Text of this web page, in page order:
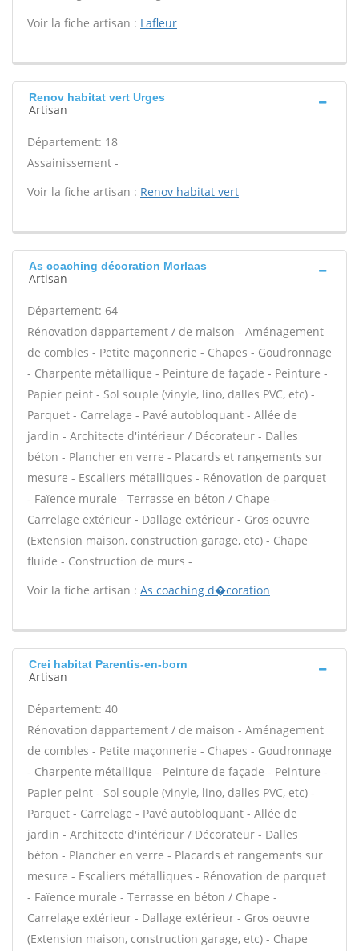
Voir la fiche artisan : Lafleur
Renov habitat vert Urges
Artisan
Département: 18
Assainissement -
Voir la fiche artisan : Renov habitat vert
As coaching décoration Morlaas
Artisan
Département: 64
Rénovation dappartement / de maison - Aménagement
de combles - Petite maçonnerie - Chapes - Goudronnage
- Charpente métallique - Peinture de façade - Peinture -
Papier peint - Sol souple (vinyle, lino, dalles PVC, etc) -
Parquet - Carrelage - Pavé autobloquant - Allée de
jardin - Architecte d'intérieur / Décorateur - Dalles
béton - Plancher en verre - Placards et rangements sur
mesure - Escaliers métalliques - Rénovation de parquet
- Faïence murale - Terrasse en béton / Chape -
Carrelage extérieur - Dallage extérieur - Gros oeuvre
(Extension maison, construction garage, etc) - Chape
fluide - Construction de murs -
Voir la fiche artisan : As coaching d�coration
Crei habitat Parentis-en-born
Artisan
Département: 40
Rénovation dappartement / de maison - Aménagement
de combles - Petite maçonnerie - Chapes - Goudronnage
- Charpente métallique - Peinture de façade - Peinture -
Papier peint - Sol souple (vinyle, lino, dalles PVC, etc) -
Parquet - Carrelage - Pavé autobloquant - Allée de
jardin - Architecte d'intérieur / Décorateur - Dalles
béton - Plancher en verre - Placards et rangements sur
mesure - Escaliers métalliques - Rénovation de parquet
- Faïence murale - Terrasse en béton / Chape -
Carrelage extérieur - Dallage extérieur - Gros oeuvre
(Extension maison, construction garage, etc) - Chape